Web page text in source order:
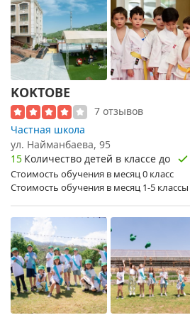
KOKTOBE
7 отзывов
Частная школа
ул. ​Найманбаева, 95
15 Количество детей в классе до
Стоимость обучения в месяц 0 класс
Стоимость обучения в месяц 1-5 классы